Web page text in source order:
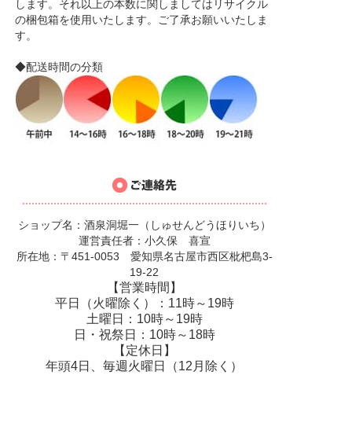
します。それ以上の本数に関しましてはリサイクル
の梱包箱を使用いたします。ご了承お願いいたしま
す。
◆配送時間の分類
ショップ名：酒泉洞堀一（しゅせんどうほりいち）
運営責任者：小久保 喜宣
所在地：〒451-0053 愛知県名古屋市西区枇杷島3-
19-22
【営業時間】
平日（火曜除く）：11時～19時
土曜日：10時～19時
日・祝祭日：10時～18時
【定休日】
年頭4日、毎週火曜日（12月除く）